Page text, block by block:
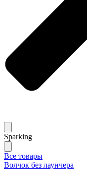
Sparking
Все товары
Волчок без лаунчера